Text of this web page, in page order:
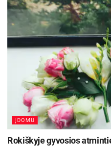
ĮDOMU
Rokiškyje gyvosios